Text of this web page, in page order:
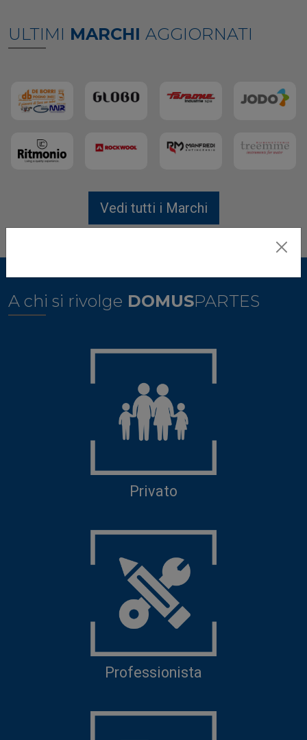
ULTIMI MARCHI AGGIORNATI
Vedi tutti i Marchi
A chi si rivolge DOMUSPARTES
Privato
Professionista